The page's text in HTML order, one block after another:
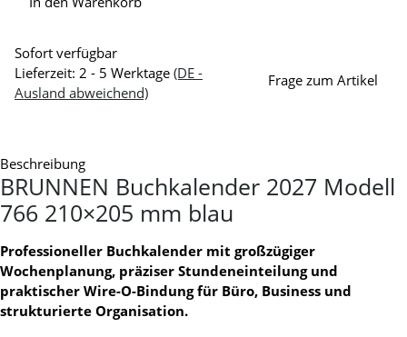
Sofort verfügbar
Lieferzeit: 2 - 5 Werktage (DE -
Ausland abweichend)
Frage zum Artikel
Beschreibung
BRUNNEN Buchkalender 2027 Modell
766 210×205 mm blau
Professioneller Buchkalender mit großzügiger
Wochenplanung, präziser Stundeneinteilung und
praktischer Wire-O-Bindung für Büro, Business und
strukturierte Organisation.